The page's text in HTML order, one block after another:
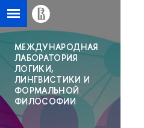
МЕЖДУНАРОДНАЯ
ЛАБОРАТОРИЯ
ЛОГИКИ,
ЛИНГВИСТИКИ И
ФОРМАЛЬНОЙ
ФИЛОСОФИИ